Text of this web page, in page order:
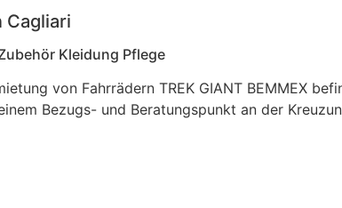
Cagliari
Kleidung Pflege
von Fahrrädern TREK GIANT BEMMEX
Bezugs- und Beratungspunkt an der